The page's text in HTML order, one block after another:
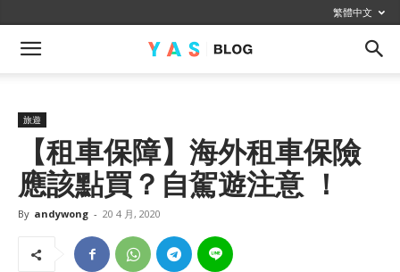
繁體中文
旅遊
【租車保障】海外租車保險
應該點買？自駕遊注意 ！
By andywong - 20 4 月, 2020